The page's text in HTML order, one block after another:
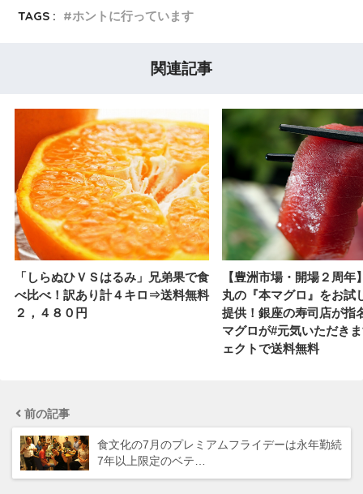
TAGS : ホントに行っています
関連記事
「しらぬひＶＳはるみ」兄弟果で食
べ比べ！訳あり計４キロ⇒送料無料
２，４８０円
【豊洲市場・開場２周年
丸の『本マグロ』をお試
提供！銀座の寿司店が指
マグロが#元気いただき
ェクトで送料無料
前の記事
食文化の7月のプレミアムフライデーは永年勤続
7年以上限定のベテ…